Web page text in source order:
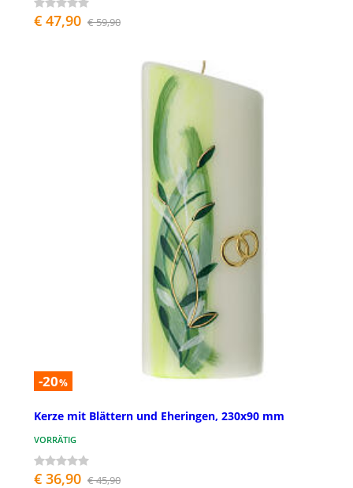
€ 47,90 € 59,90
-20%
Kerze mit Blättern und Eheringen, 230x90 mm
VORRÄTIG
€ 36,90 € 45,90